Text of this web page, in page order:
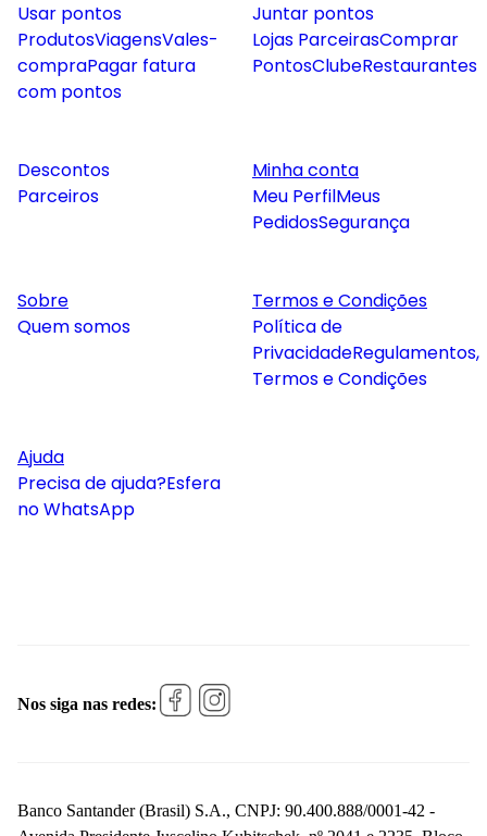
Usar pontos
ProdutosViagensVales-
compraPagar fatura
com pontos
Juntar pontos
Lojas ParceirasComprar
PontosClubeRestaurantes
Descontos
Parceiros
Minha conta
Meu PerfilMeus
PedidosSegurança
Sobre
Quem somos
Termos e Condições
Política de
PrivacidadeRegulamentos,
Termos e Condições
Ajuda
Precisa de ajuda?Esfera
no WhatsApp
Nos siga nas redes:
Banco Santander (Brasil) S.A., CNPJ: 90.400.888/0001-42 -